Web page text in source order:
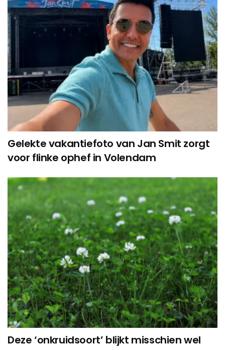
Gelekte vakantiefoto van Jan Smit zorgt
voor flinke ophef in Volendam
Deze ‘onkruidsoort’ blijkt misschien wel